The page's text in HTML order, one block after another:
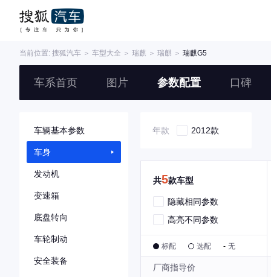
当前位置: 搜狐汽车 ＞ 车型大全 ＞ 瑞麒 ＞ 瑞麒 ＞ 瑞麒G5
车系首页 图片 参数配置 口碑
车辆基本参数
车身
发动机
变速箱
底盘转向
车轮制动
安全装备
年款 2012款
共5款车型
隐藏相同参数
高亮不同参数
标配 选配 - 无
厂商指导价